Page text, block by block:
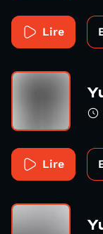
Lire
Lire